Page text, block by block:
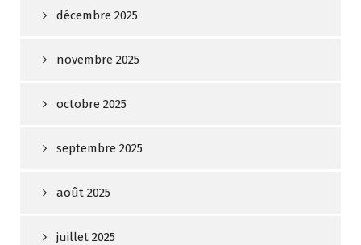
décembre 2025
novembre 2025
octobre 2025
septembre 2025
août 2025
juillet 2025